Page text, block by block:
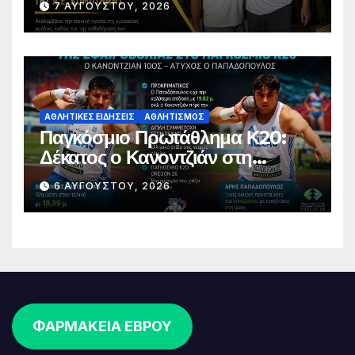
7 ΑΥΓΟΎΣΤΟΥ, 2026
ΑΘΛΗΤΙΚΈΣ ΕΙΔΉΣΕΙΣ ΑΘΛΗΤΙΣΜΌΣ
Παγκόσμιο Πρωτάθλημα Κ20:
Δέκατος ο Κανοντζιάν στη
σφαιροβολία – Άτυχος ο
Παπαδόπουλος στον τελικό
6 ΑΥΓΟΎΣΤΟΥ, 2026
ΦΑΡΜΑΚΕΙΑ ΕΒΡΟΥ